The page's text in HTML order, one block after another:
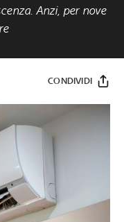
Anzi, per nove
CONDIVIDI